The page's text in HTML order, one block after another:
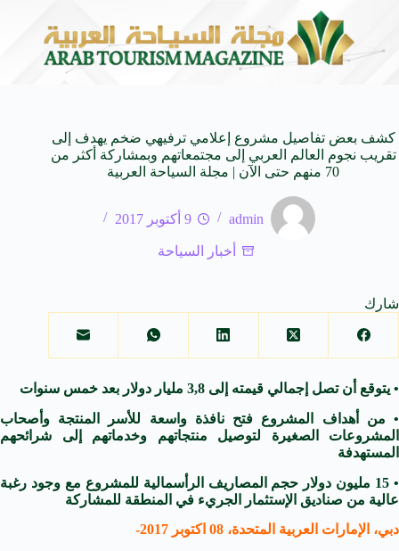
المنظمة العربية للسياحة تدعو لتخصيص خط هاتفي موحد 126 لتلقى بلاغات السائحين عند تعرضهم لأي مشاكل أثناء رحلاتهم السياحية بكافه الدول العربية
كشف بعض تفاصيل مشروع إعلامي ترفيهي ضخم يهدف إلى
تقريب نجوم العالم العربي إلى مجتمعاتهم وبمشاركة أكثر من
70 منهم حتى الآن | مجلة السياحة العربية
admin 9 أكتوبر 2017
أخبار السياحة
شارك
• يتوقع أن تصل إجمالي قيمته إلى 3,8 مليار دولار بعد خمس سنوات
• من أهداف المشروع فتح نافذة واسعة للأسر المنتجة وأصحاب
المشروعات الصغيرة لتوصيل منتجاتهم وخدماتهم إلى شرائحهم
المستهدفة
• 15 مليون دولار حجم المصاريف الرأسمالية للمشروع مع وجود رغبة
عالية من صناديق الإستثمار الجريء في المنطقة للمشاركة
دبي، الإمارات العربية المتحدة، 08 اكتوبر 2017-